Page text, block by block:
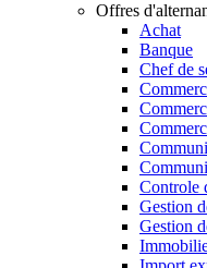
Offres
Achat
Banque
Chef de
Controle
Gestion
Gestion